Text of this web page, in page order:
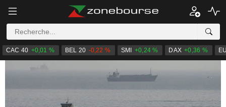
CAC 40 +0,01 % BEL 20 -0,22 % SMI +0,24 % DAX +0,36 %